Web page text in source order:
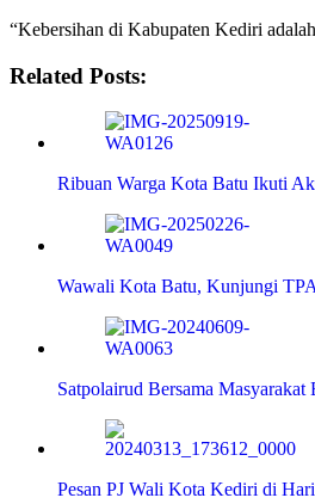
“Kebersihan di Kabupaten Kediri
Related Posts:
Ribuan Warga Kota Batu Ikuti
Wawali Kota Batu, Kunjungi
Satpolairud Bersama
Pesan PJ Wali Kota Kediri di